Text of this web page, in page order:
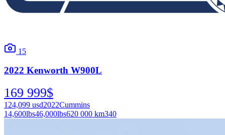
15
2022 Kenworth W900L
169 999$
124,099 usd2022Cummins
14,600lbs46,000lbs620 000 km340